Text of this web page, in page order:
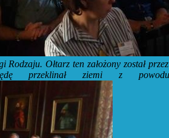
Ołtarz ten założony został
przeklinał ziemi z